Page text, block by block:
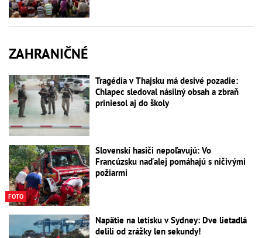
ZAHRANIČNÉ
Tragédia v Thajsku má desivé pozadie:
Chlapec sledoval násilný obsah a zbraň
priniesol aj do školy
FOTO
Slovenskí hasiči nepoľavujú: Vo
Francúzsku naďalej pomáhajú s ničivými
požiarmi
Napätie na letisku v Sydney: Dve lietadlá
delili od zrážky len sekundy!